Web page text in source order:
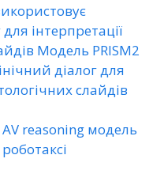
інтерпретації
Модель PRISM2
діалог для
слайдів
reasoning модель